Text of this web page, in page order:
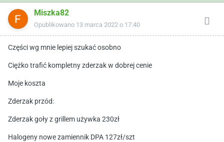
Miszka82
Opublikowano 13 marca 2022 o 17:40
Części wg mnie lepiej szukać osobno
Ciężko trafić kompletny zderzak w dobrej cenie
Moje koszta
Zderzak przód:
Zderzak goły z grillem używka 230zł
Halogeny nowe zamiennik DPA 127zł/szt